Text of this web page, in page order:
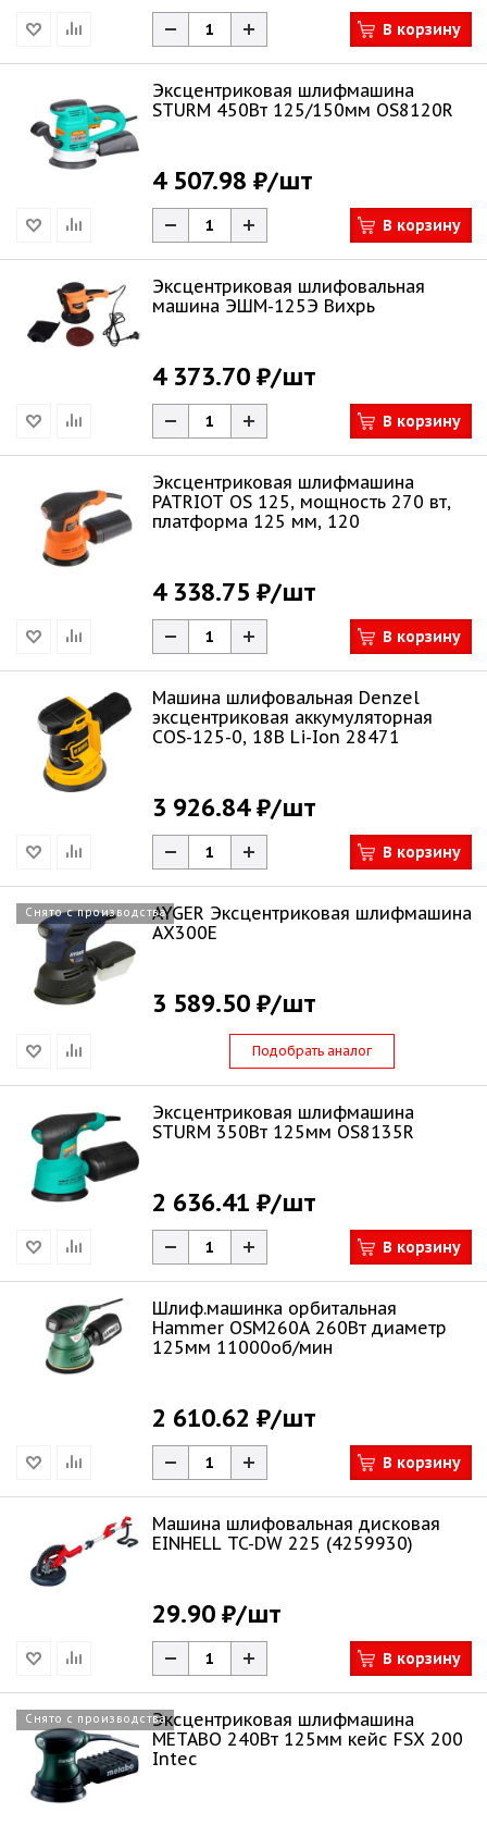
В корзину
Эксцентриковая шлифмашина
STURM 450Вт 125/150мм OS8120R
4 507.98 ₽/шт
В корзину
Эксцентриковая шлифовальная
машина ЭШМ-125Э Вихрь
4 373.70 ₽/шт
В корзину
Эксцентриковая шлифмашина
PATRIOT OS 125, мощность 270 вт,
платформа 125 мм, 120
4 338.75 ₽/шт
В корзину
Машина шлифовальная Denzel
эксцентриковая аккумуляторная
COS-125-0, 18В Li-Ion 28471
3 926.84 ₽/шт
В корзину
Снято с производстваAYGER Эксцентриковая шлифмашина
AX300E
3 589.50 ₽/шт
Подобрать аналог
Эксцентриковая шлифмашина
STURM 350Вт 125мм OS8135R
2 636.41 ₽/шт
В корзину
Шлиф.машинка орбитальная
Hammer OSM260A 260Вт диаметр
125мм 11000об/мин
2 610.62 ₽/шт
В корзину
Машина шлифовальная дисковая
EINHELL TC-DW 225 (4259930)
29.90 ₽/шт
В корзину
Снято с производстваЭксцентриковая шлифмашина
METABO 240Вт 125мм кейс FSX 200
Intec